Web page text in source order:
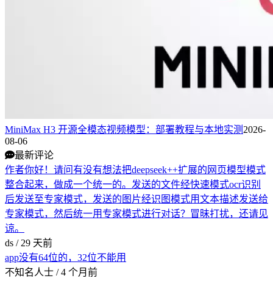
MiniMax H3 开源全模态视频模型：部署教程与本地实测 2026-
08-06
最新评论
作者你好！请问有没有想法把deepseek++扩展的网页模型模式
整合起来，做成一个统一的。发送的文件经快速模式ocr识别
后发送至专家模式，发送的图片经识图模式用文本描述发送给
专家模式，然后统一用专家模式进行对话？冒昧打扰，还请见
谅。
ds / 29 天前
app没有64位的，32位不能用
不知名人士 /4 个月前